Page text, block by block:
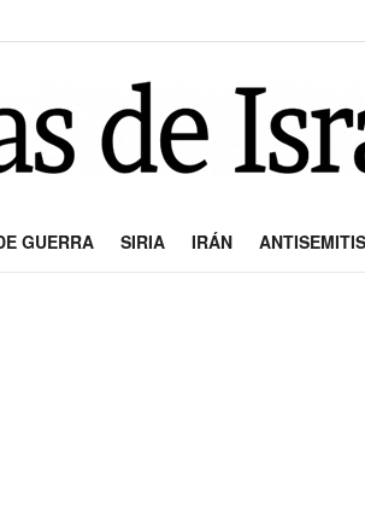
GUERRA SIRIA IRÁN